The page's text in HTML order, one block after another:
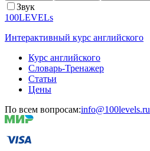
Звук
100LEVELs
Интерактивный курс английского
Курс английского
Словарь-Тренажер
Статьи
Цены
По всем вопросам:info@100levels.ru